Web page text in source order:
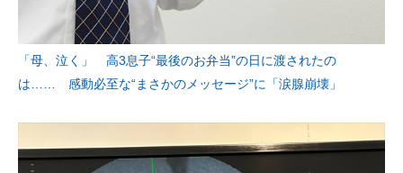
「母、泣く」 高3息子“最後のお弁当”の日に渡されたの
は…… 感動必至な“まさかのメッセージ”に「涙腺崩壊」